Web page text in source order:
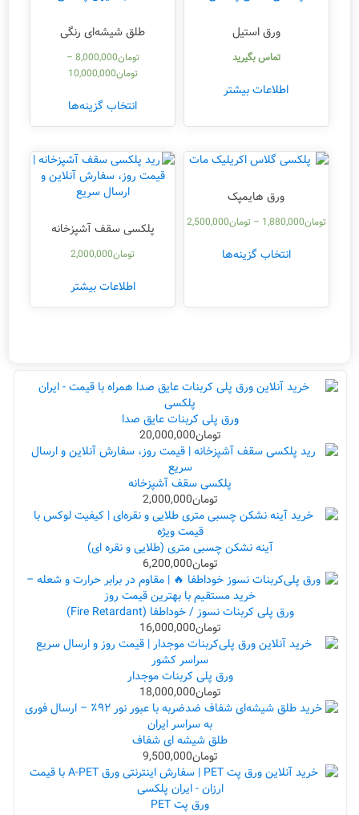
ورق استیل
تماس بگیرید
اطلاعات بیشتر
طلق شیشه‌ای رنگی
تومان8,000,000
–
تومان10,000,000
انتخاب گزینه‌ها
ورق هایمپک
تومان1,880,000
–تومان2,500,000
انتخاب گزینه‌ها
پلکسی سقف آشپزخانه
تومان2,000,000
اطلاعات بیشتر
ورق پلی کربنات عایق صدا
تومان20,000,000
پلکسی سقف آشپزخانه
تومان2,000,000
آینه نشکن چسبی متری (طلایی و نقره ای)
تومان6,200,000
ورق پلی کربنات نسوز / خوداطفا (Fire Retardant)
تومان16,000,000
ورق پلی کربنات موجدار
تومان18,000,000
طلق شیشه ای شفاف
تومان9,500,000
ورق پت PET